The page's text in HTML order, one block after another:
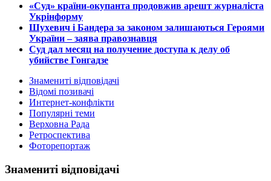
​«Суд» країни-окупанта продовжив арешт журналіста
Укрінформу
Шухевич і Бандера за законом залишаються Героями
України – заява правознавця
Суд дал месяц на получение доступа к делу об
убийстве Гонгадзе
Знамениті відповідачі
Відомі позивачі
Интернет-конфлікти
Популярні теми
Верховна Рада
Ретроспектива
Фоторепортаж
Знамениті відповідачі